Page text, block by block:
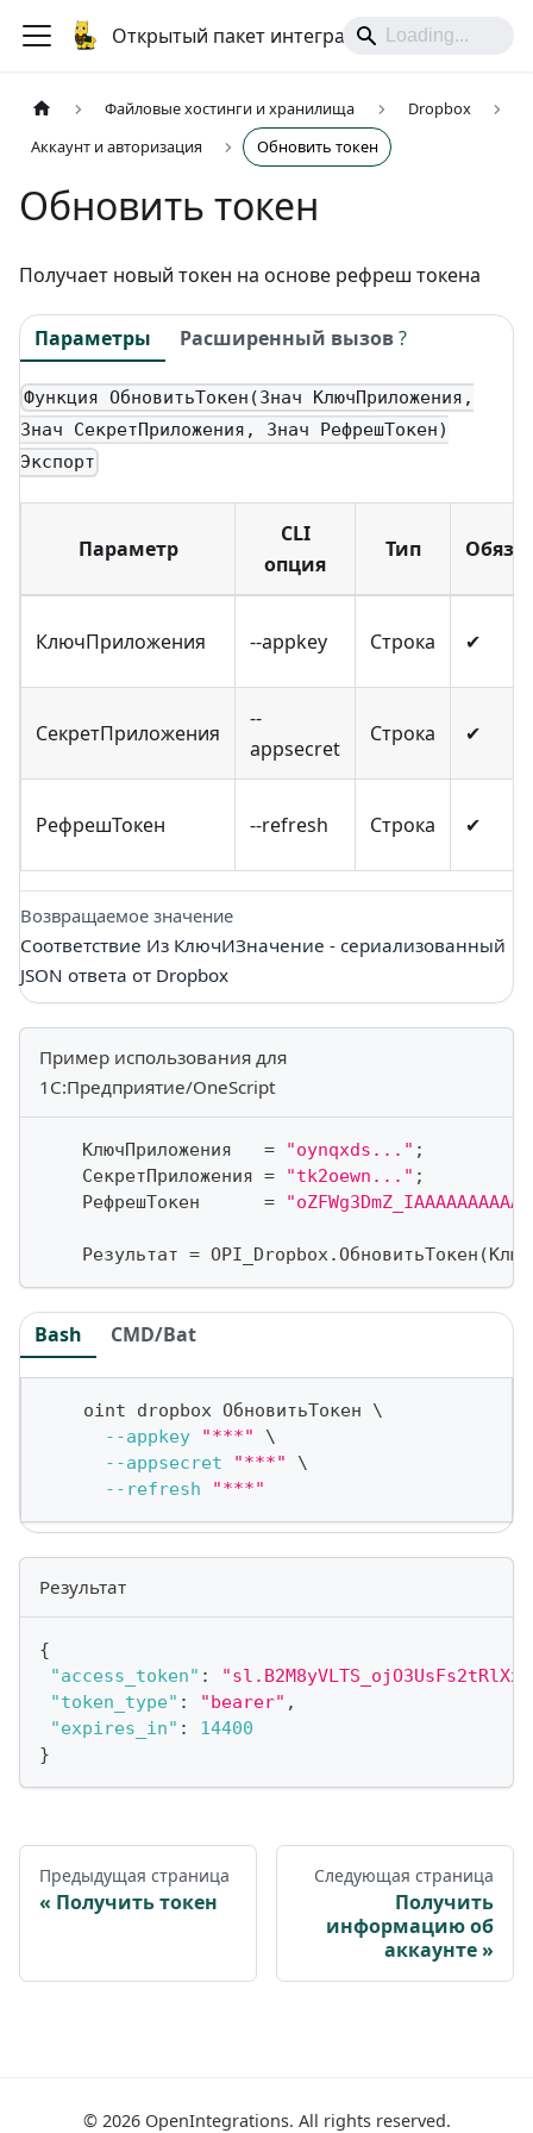
Открытый пакет интеграций
Файловые хостинги и хранилища
Dropbox
Аккаунт и авторизация
Обновить токен
Обновить токен
Получает новый токен на основе рефреш токена
Параметры Расширенный вызов?
Функция ОбновитьТокен(Знач КлючПриложения,
Знач СекретПриложения, Знач РефрешТокен)
Экспорт
Параметр
CLI
опция
Тип Обяз.
КлючПриложения --appkey Строка ✔
СекретПриложения
--
appsecret
Строка ✔
РефрешТокен --refresh Строка ✔
Возвращаемое значение
Соответствие Из КлючИЗначение - сериализованный
JSON ответа от Dropbox
Пример использования для
1С:Предприятие/OneScript
    КлючПриложения
= "oynqxds..." ;
    СекретПриложения
= "tk2oewn..." ;
    РефрешТокен
=
    Результат
= OPI_Dropbox.ОбновитьТокен (
Bash CMD/Bat
    oint dropbox ОбновитьТокен
\
--appkey
"***"
\
--appsecret
"***"
\
--refresh
"***"
Результат
{
"access_token" :
"token_type" : "bearer" ,
"expires_in" :
14400
}
Предыдущая страница
Получить токен
Следующая страница
Получить
информацию об
аккаунте
© 2026OpenIntegrations. All rights reserved.